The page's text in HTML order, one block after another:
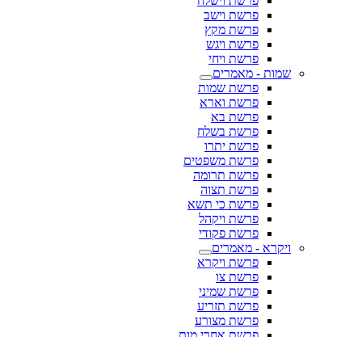
פרשת וישב
פרשת מקץ
פרשת ויגש
פרשת ויחי
שמות - מאמרים
פרשת שמות
פרשת וארא
פרשת בא
פרשת בשלח
פרשת יתרו
פרשת משפטים
פרשת תרומה
פרשת תצוה
פרשת כי תשא
פרשת ויקהל
פרשת פקודי
ויקרא - מאמרים
פרשת ויקרא
פרשת צו
פרשת שמיני
פרשת תזריע
פרשת מצורע